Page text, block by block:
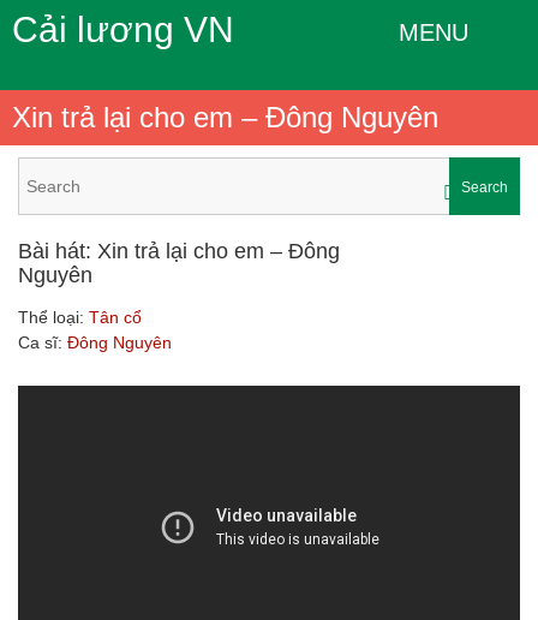
Cải lương VN MENU
Xin trả lại cho em – Đông Nguyên
Search
Bài hát: Xin trả lại cho em – Đông
Nguyên
Thể loại: Tân cổ
Ca sĩ: Đông Nguyên